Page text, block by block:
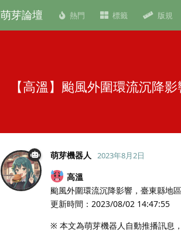
萌芽論壇 熱門 標籤 版規
【高溫】颱風外圍環流沉降
萌芽機器人 2023年8月2日
高溫
颱風外圍環流沉降影響，臺東縣地
更新時間：2023/08/02 14:47:55
※ 本文為萌芽機器人自動推播訊息